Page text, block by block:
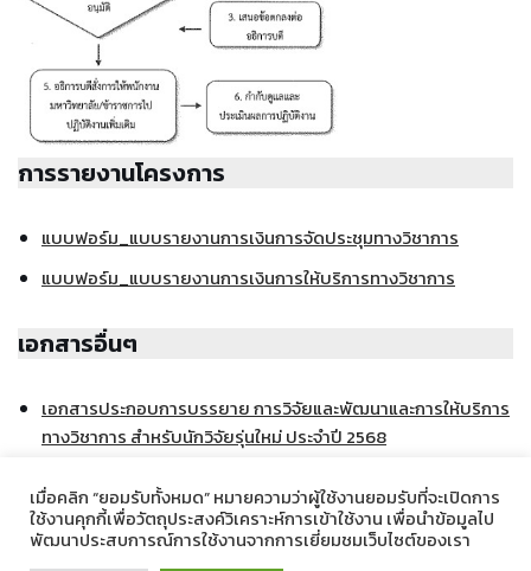
การรายงานโครงการ
แบบฟอร์ม_แบบรายงานการเงินการจัดประชุมทางวิชาการ
แบบฟอร์ม_แบบรายงานการเงินการให้บริการทางวิชาการ
เอกสารอื่นๆ
เอกสารประกอบการบรรยาย การวิจัยและพัฒนาและการให้บริการ
ทางวิชาการ สำหรับนักวิจัยรุ่นใหม่ ประจำปี 2568
12451 total views, 1 views today
เมื่อคลิก “ยอมรับทั้งหมด” หมายความว่าผู้ใช้งานยอมรับที่จะเปิดการ
ใช้งานคุกกี้เพื่อวัตถุประสงค์วิเคราะห์การเข้าใช้งาน เพื่อนำข้อมูลไป
พัฒนาประสบการณ์การใช้งานจากการเยี่ยมชมเว็บไซต์ของเรา